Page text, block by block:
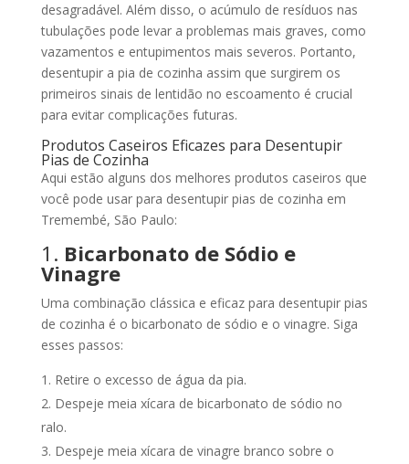
desagradável. Além disso, o acúmulo de resíduos nas
tubulações pode levar a problemas mais graves, como
vazamentos e entupimentos mais severos. Portanto,
desentupir a pia de cozinha assim que surgirem os
primeiros sinais de lentidão no escoamento é crucial
para evitar complicações futuras.
Produtos Caseiros Eficazes para Desentupir
Pias de Cozinha
Aqui estão alguns dos melhores produtos caseiros que
você pode usar para desentupir pias de cozinha em
Tremembé, São Paulo:
1. Bicarbonato de Sódio e
Vinagre
Uma combinação clássica e eficaz para desentupir pias
de cozinha é o bicarbonato de sódio e o vinagre. Siga
esses passos:
Retire o excesso de água da pia.
Despeje meia xícara de bicarbonato de sódio no
ralo.
Despeje meia xícara de vinagre branco sobre o